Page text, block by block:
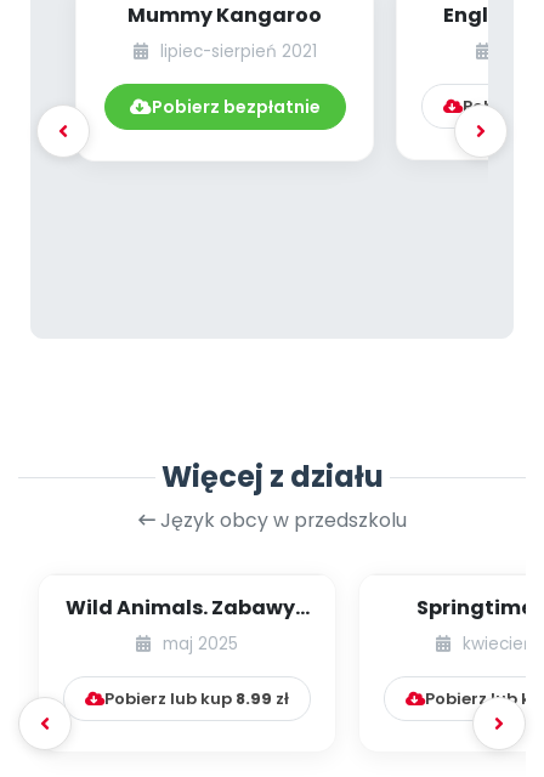
Mummy Kangaroo
lipiec-sierpień 2021
Pobierz bezpłatnie
English
Pobierz
Więcej z działu
Język obcy w przedszkolu
Wild Animals. Zabawy z
językiem angielskim na
czerwiec...
maj 2025
Pobierz lub kup 8.99 zł
Springtime
Zabawy z
angielskim
kwiecień
Pobierz lub